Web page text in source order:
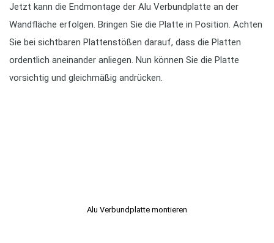
Jetzt kann die Endmontage der Alu Verbundplatte an der
Wandfläche erfolgen. Bringen Sie die Platte in Position. Achten
Sie bei sichtbaren Plattenstößen darauf, dass die Platten
ordentlich aneinander anliegen. Nun können Sie die Platte
vorsichtig und gleichmäßig andrücken.
Alu Verbundplatte montieren